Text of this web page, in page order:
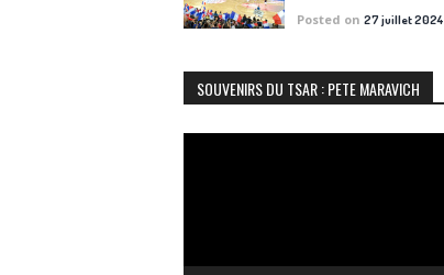
Posted on27 juillet 2024
SOUVENIRS DU TSAR : PETE MARAVICH